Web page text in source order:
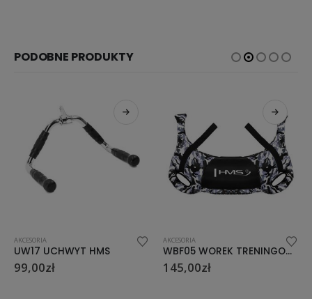
PODOBNE PRODUKTY
AKCESORIA
UW17 UCHWYT HMS
99,00zł
AKCESORIA
WBF05 WOREK TRENINGOWY 5 KG HMS
145,00zł